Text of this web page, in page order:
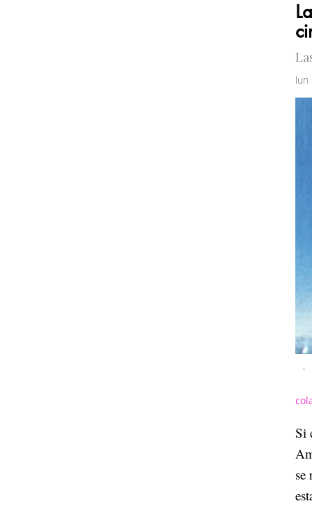
lun
-
Si
se